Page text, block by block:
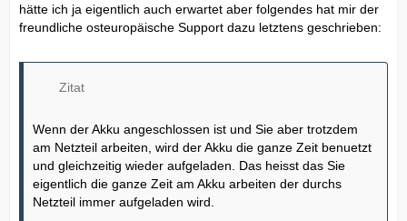
hätte ich ja eigentlich auch erwartet aber folgendes hat mir der
freundliche osteuropäische Support dazu letztens geschrieben:
Zitat
Wenn der Akku angeschlossen ist und Sie aber trotzdem
am Netzteil arbeiten, wird der Akku die ganze Zeit benuetzt
und gleichzeitig wieder aufgeladen. Das heisst das Sie
eigentlich die ganze Zeit am Akku arbeiten der durchs
Netzteil immer aufgeladen wird.